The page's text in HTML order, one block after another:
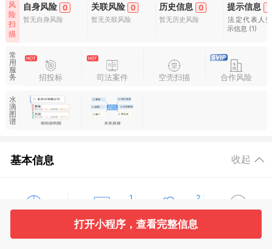
风
险
扫
描
自身风险 0
暂无自身风险
关联风险 0
暂无关联风险
历史信息 0
暂无历史风险
提示信息
法定代表人
示信息 (1)
常
用
服
务
招投标 司法案件 空壳扫描 合作风险
水
滴
图
谱
基本信息 收起
1
股东信息
2
主要人员
打开小程序，查看完整信息